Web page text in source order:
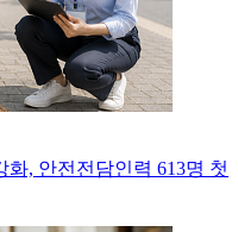
, 안전전담인력 613명 첫